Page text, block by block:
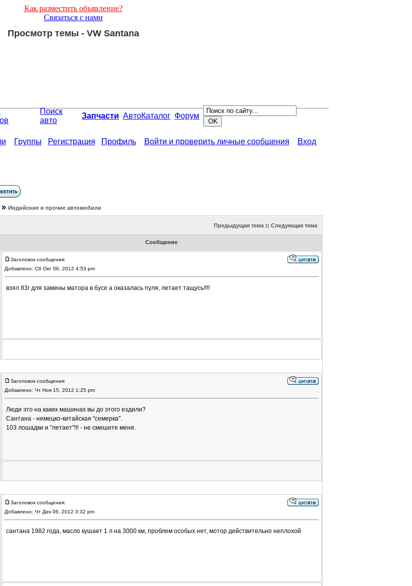
Как разместить объявление?
Связаться с нами
Просмотр темы - VW Santana
Поиск
авто
Запчасти АвтоКаталог Форум
Группы Регистрация Профиль Войти и проверить личные сообщения Вход
Индийские и прочие автомобили
Предыдущая тема:: Следующая тема
Сообщение
Заголовок сообщения:
Добавлено: Сб Окт 06, 2012 4:53 pm
взял 83г для замены матора в бусе а оказалась пуля, летает тащусь!!!!
Заголовок сообщения:
Добавлено: Чт Ноя 15, 2012 1:25 pm
Люди это на каких машинах вы до этого ездили?
Сантана - немецко-китайская "семерка".
103 лошадки и "летает"!!! - не смешите меня.
Заголовок сообщения:
Добавлено: Чт Дек 06, 2012 3:32 pm
сантана 1982 года, масло кушает 1 л на 3000 км, проблем особых нет, мотор действительно неплохой